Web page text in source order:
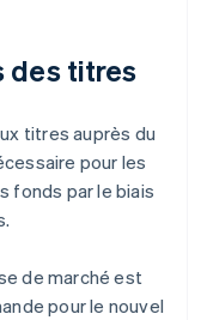
des titres
titres auprès du
pour les
fonds par le biais
de marché est
pour le nouvel